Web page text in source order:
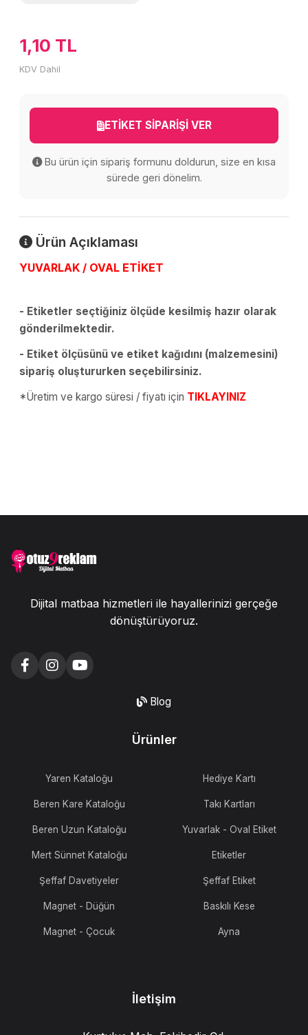
1,10 TL
KDV Dahil
ETİKET SİPARİŞİ VER
Bu ürün için sipariş formunu doldurun, size en kısa
sürede geri dönelim.
Ürün Açıklaması
YUVARLAK / OVAL ETİKET
- Etiketler seçtiğiniz ölçüde kesilmiş hazır olarak
gönderilmektedir.
- Etiket ölçüsünü ve etiket kağıdını (malzemesini)
sipariş oluştururken seçebilirsiniz.
*Üretim ve kargo süresi / fiyatı için TIKLAYINIZ
Dijital matbaa hizmetleri ile hayallerinizi gerçeğe
dönüştürüyoruz.
Blog
Ürünler
Yaren Kataloğu
Beren Kare Kataloğu
Beren Uzun Kataloğu
Mert Sünnet Kataloğu
Şeffaf Davetiyeler
Magnet - Düğün
Magnet - Çocuk
Hediye Kartı
Takı Kartları
Yuvarlak - Oval Etiket
Etiketler
Şeffaf Etiket
Baskılı Kese
Ayna
İletişim